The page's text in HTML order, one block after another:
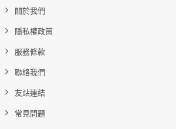
關於我們
隱私權政策
服務條款
聯絡我們
友站連結
常見問題